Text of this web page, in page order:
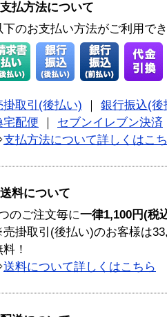
支払方法について
下のお支払い方法がご利用で
掛取引(後払い)
銀行振込(後
宅配便
セブンイレブン決済
支払方法について詳しくはこ
送料について
のご注文毎に一律1,100円(税
掛取引(後払い)のお客様は
！
送料について詳しくはこちら